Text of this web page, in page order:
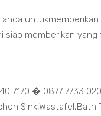
untukmemberikan
siap memberikan
7170 � 0877 7733
Sink,Wastafel,Bath